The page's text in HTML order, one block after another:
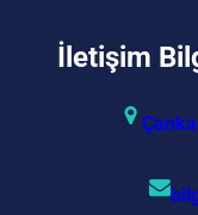
İletişim